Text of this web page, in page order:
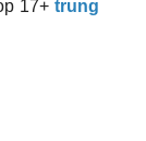
17+ trung